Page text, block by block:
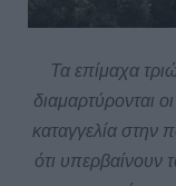
Τα επίμαχα
διαμαρτύρονται
καταγγελία στην
ότι υπερβαίνουν